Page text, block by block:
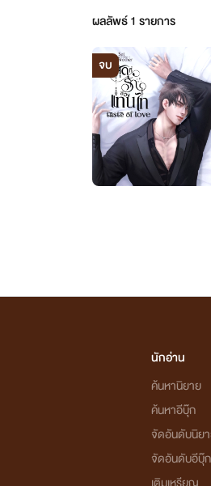
ผลลัพธ์1 รายการ
จบ
นักอ่าน
ค้นหานิยาย
ค้นหาอีบุ๊ก
จัดอันดับนิย
จัดอันดับอีบุ๊ก